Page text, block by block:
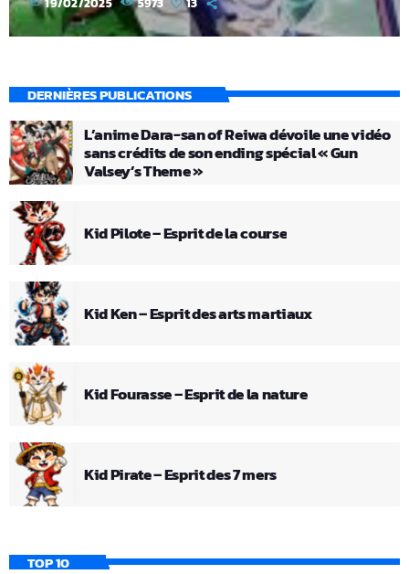
DERNIÈRES PUBLICATIONS
L’anime Dara-san of Reiwa dévoile une vidéo
sans crédits de son ending spécial « Gun
Valsey’s Theme »
Kid Pilote – Esprit de la course
Kid Ken – Esprit des arts martiaux
Kid Fourasse – Esprit de la nature
Kid Pirate – Esprit des 7 mers
TOP 10